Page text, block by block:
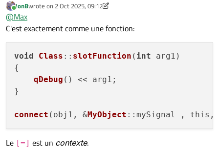
Online
JonBwrote on 2 Oct 2025, 09:12
last edited by JonB10 Feb 2025, 09:14
@Max
C'est exactement comme une fonction:
void Class :: slotFunction ( int arg1)
{
qDebug () << arg1;
}
connect (obj1, &MyObject ::mySignal , this,
Le [=] est un contexte.